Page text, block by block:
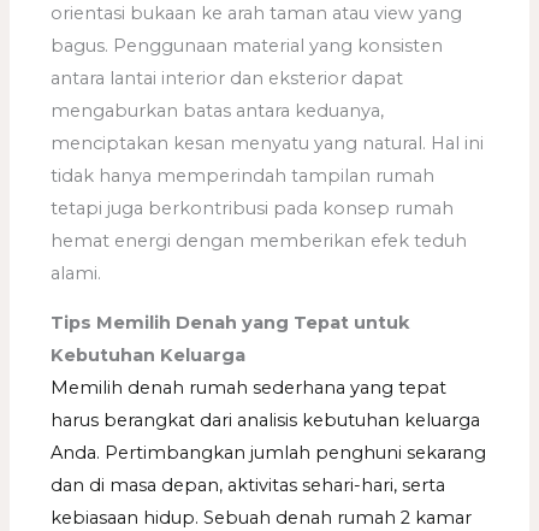
orientasi bukaan ke arah taman atau view yang
bagus. Penggunaan material yang konsisten
antara lantai interior dan eksterior dapat
mengaburkan batas antara keduanya,
menciptakan kesan menyatu yang natural. Hal ini
tidak hanya memperindah tampilan rumah
tetapi juga berkontribusi pada konsep rumah
hemat energi dengan memberikan efek teduh
alami.
Tips Memilih Denah yang Tepat untuk
Kebutuhan Keluarga
Memilih denah rumah sederhana yang tepat
harus berangkat dari analisis kebutuhan keluarga
Anda. Pertimbangkan jumlah penghuni sekarang
dan di masa depan, aktivitas sehari-hari, serta
kebiasaan hidup. Sebuah denah rumah 2 kamar